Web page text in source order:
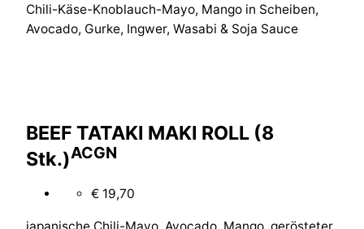
Chili-Käse-Knoblauch-Mayo, Mango in Scheiben,
Avocado, Gurke, Ingwer, Wasabi & Soja Sauce
BEEF TATAKI MAKI ROLL (8
Stk.)ACGN
€ 19,70